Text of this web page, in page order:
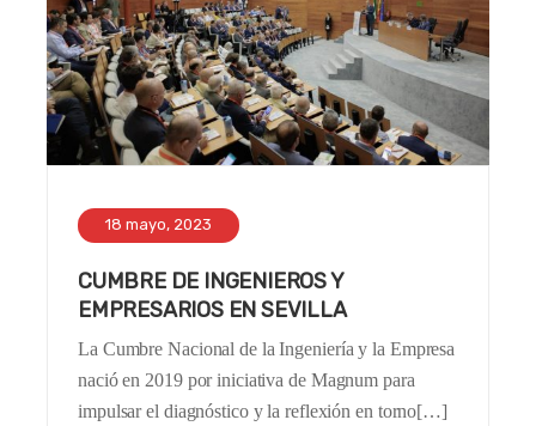
18 mayo, 2023
CUMBRE DE INGENIEROS Y
EMPRESARIOS EN SEVILLA
La Cumbre Nacional de la Ingeniería y la Empresa
nació en 2019 por iniciativa de Magnum para
impulsar el diagnóstico y la reflexión en torno[…]